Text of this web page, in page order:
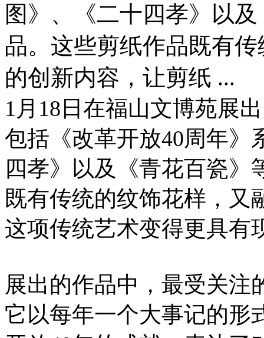
图》、《二十四孝》以
品。这些剪纸作品既有
的创新内容，让剪纸 ...
1月18日在福山文博苑展
包括《改革开放40周年》
四孝》以及《青花百瓷》
既有传统的纹饰花样，又
这项传统艺术变得更具有
展出的作品中，最受关注
它以每年一个大事记的形